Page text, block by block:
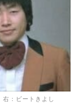
：ビートきよし